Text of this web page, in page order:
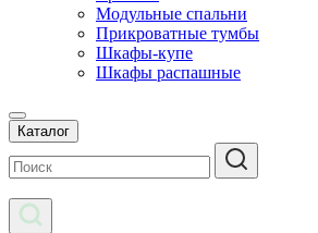
Модульные спальни
Прикроватные тумбы
Шкафы-купе
Шкафы распашные
Каталог